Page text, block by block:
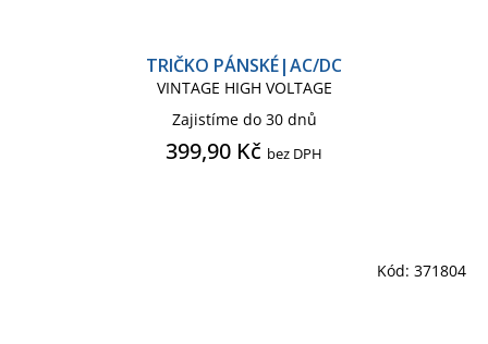
TRIČKO PÁNSKÉ|AC/DC
VINTAGE HIGH VOLTAGE
Zajistíme do 30 dnů
399,90 Kč bez DPH
Kód: 371804